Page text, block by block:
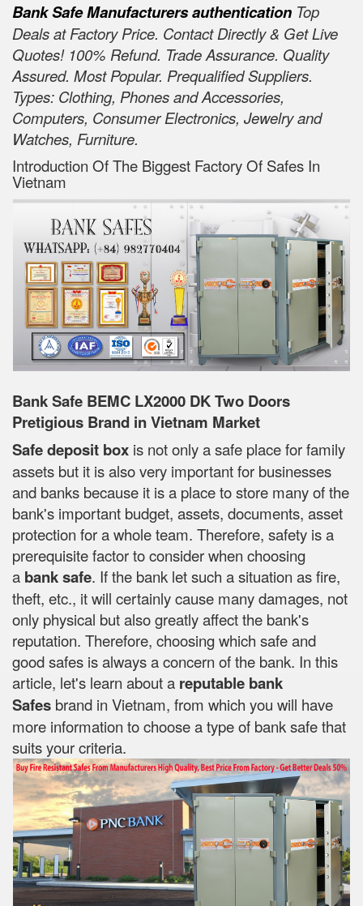
Bank Safe Manufacturers authentication Top
Deals at Factory Price. Contact Directly & Get Live
Quotes! 100% Refund. Trade Assurance. Quality
Assured. Most Popular. Prequalified Suppliers.
Types: Clothing, Phones and Accessories,
Computers, Consumer Electronics, Jewelry and
Watches, Furniture.
Introduction Of The Biggest Factory Of Safes In
Vietnam
Bank Safe BEMC LX2000 DK Two Doors
Pretigious Brand in Vietnam Market
Safe deposit box is not only a safe place for family
assets but it is also very important for businesses
and banks because it is a place to store many of the
bank's important budget, assets, documents, asset
protection for a whole team. Therefore, safety is a
prerequisite factor to consider when choosing
a bank safe. If the bank let such a situation as fire,
theft, etc., it will certainly cause many damages, not
only physical but also greatly affect the bank's
reputation. Therefore, choosing which safe and
good safes is always a concern of the bank. In this
article, let's learn about a reputable bank
Safes brand in Vietnam, from which you will have
more information to choose a type of bank safe that
suits your criteria.